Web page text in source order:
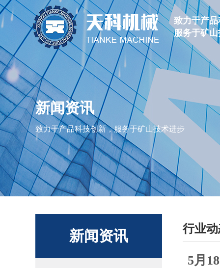
致力于产
服务于矿
新闻资讯
致力于产品科技创新，服务于矿山技术进步
新闻资讯 行业
5月